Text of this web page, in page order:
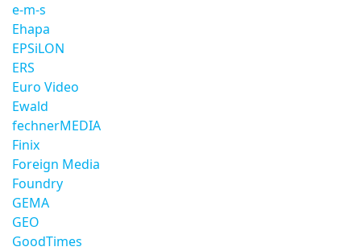
e-m-s
Ehapa
EPSiLON
ERS
Euro Video
Ewald
fechnerMEDIA
Finix
Foreign Media
Foundry
GEMA
GEO
GoodTimes